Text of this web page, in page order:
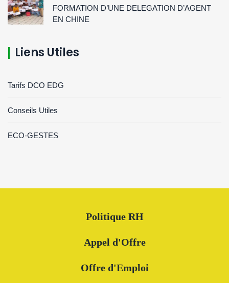
FORMATION D’UNE DELEGATION D’AGENT
EN CHINE
Liens Utiles
Tarifs DCO EDG
Conseils Utiles
ECO-GESTES
Politique RH
Appel d'Offre
Offre d'Emploi